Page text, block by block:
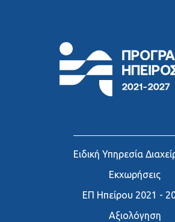
Ειδική Υπηρεσία
Εκχωρήσεις
ΕΠ Ηπείρου 2021 -
Αξιολόγηση